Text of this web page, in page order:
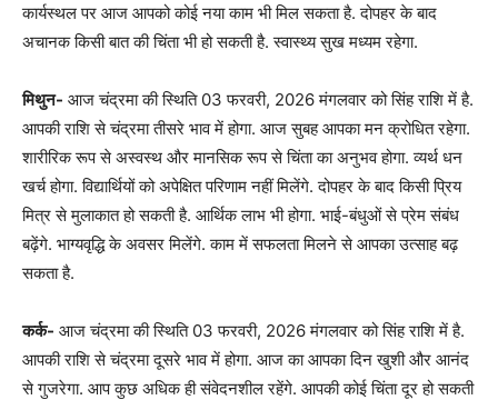
कार्यस्थल पर आज आपको कोई नया काम भी मिल सकता है. दोपहर के बाद
अचानक किसी बात की चिंता भी हो सकती है. स्वास्थ्य सुख मध्यम रहेगा.
मिथुन- आज चंद्रमा की स्थिति 03 फरवरी, 2026 मंगलवार को सिंह राशि में है.
आपकी राशि से चंद्रमा तीसरे भाव में होगा. आज सुबह आपका मन क्रोधित रहेगा.
शारीरिक रूप से अस्वस्थ और मानसिक रूप से चिंता का अनुभव होगा. व्यर्थ धन
खर्च होगा. विद्यार्थियों को अपेक्षित परिणाम नहीं मिलेंगे. दोपहर के बाद किसी प्रिय
मित्र से मुलाकात हो सकती है. आर्थिक लाभ भी होगा. भाई-बंधुओं से प्रेम संबंध
बढ़ेंगे. भाग्यवृद्धि के अवसर मिलेंगे. काम में सफलता मिलने से आपका उत्साह बढ़
सकता है.
कर्क- आज चंद्रमा की स्थिति 03 फरवरी, 2026 मंगलवार को सिंह राशि में है.
आपकी राशि से चंद्रमा दूसरे भाव में होगा. आज का आपका दिन खुशी और आनंद
से गुजरेगा. आप कुछ अधिक ही संवेदनशील रहेंगे. आपकी कोई चिंता दूर हो सकती